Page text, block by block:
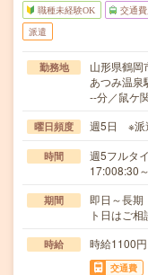
職種未経験OK 交通
派遣
勤務地
山形県鶴岡
あつみ温泉
--分／鼠ケ
曜日頻度 週5日 ※派
時間
週5フルタ
17:008:30
期間
即日～長
ト日はご
時給 時給1100
交通費